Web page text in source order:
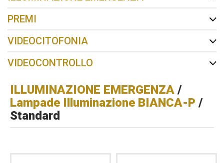
PREMI
VIDEOCITOFONIA
VIDEOCONTROLLO
ILLUMINAZIONE EMERGENZA /
Lampade Illuminazione BIANCA-P /
Standard